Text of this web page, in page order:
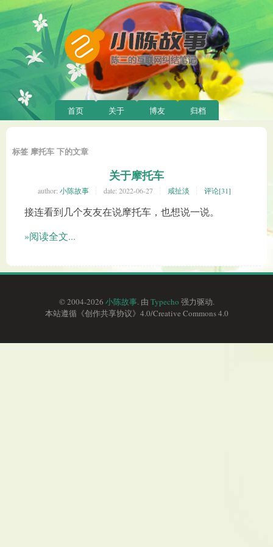
首页 关于 博友 归档
标签 摩托车 下的文章
关于摩托车
author: 小陈故事 date: 2022-06-27 咸扯淡 评论[31]
接连看到几个友友在说摩托车，也想说一说。
»阅读全文...
© 2004-2026 小陈故事. 由 Typecho 强力驱动.
本站遵循《创作共享协议》4.0/Creative Commons 4.0